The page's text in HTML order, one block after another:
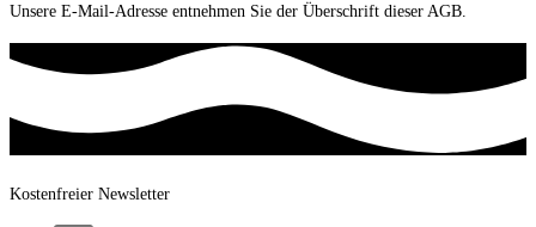
Unsere E-Mail-Adresse entnehmen Sie der Überschrift dieser AGB.
Kostenfreier Newsletter